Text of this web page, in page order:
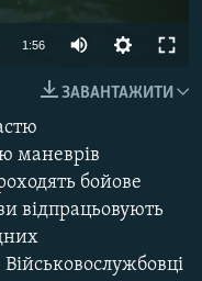
1:56
ЗАВАНТАЖИТИ
маневрів
бойове
відпрацьовують